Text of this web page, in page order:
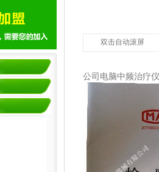
双击自动滚屏
公司电脑中频治疗